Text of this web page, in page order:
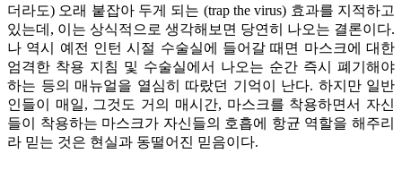
더라도) 오래 붙잡아 두게 되는 (trap the virus) 효과를 지적하고
있는데, 이는 상식적으로 생각해보면 당연히 나오는 결론이다.
나 역시 예전 인턴 시절 수술실에 들어갈 때면 마스크에 대한
엄격한 착용 지침 및 수술실에서 나오는 순간 즉시 폐기해야
하는 등의 매뉴얼을 열심히 따랐던 기억이 난다. 하지만 일반
인들이 매일, 그것도 거의 매시간, 마스크를 착용하면서 자신
들이 착용하는 마스크가 자신들의 호흡에 항균 역할을 해주리
라 믿는 것은 현실과 동떨어진 믿음이다.